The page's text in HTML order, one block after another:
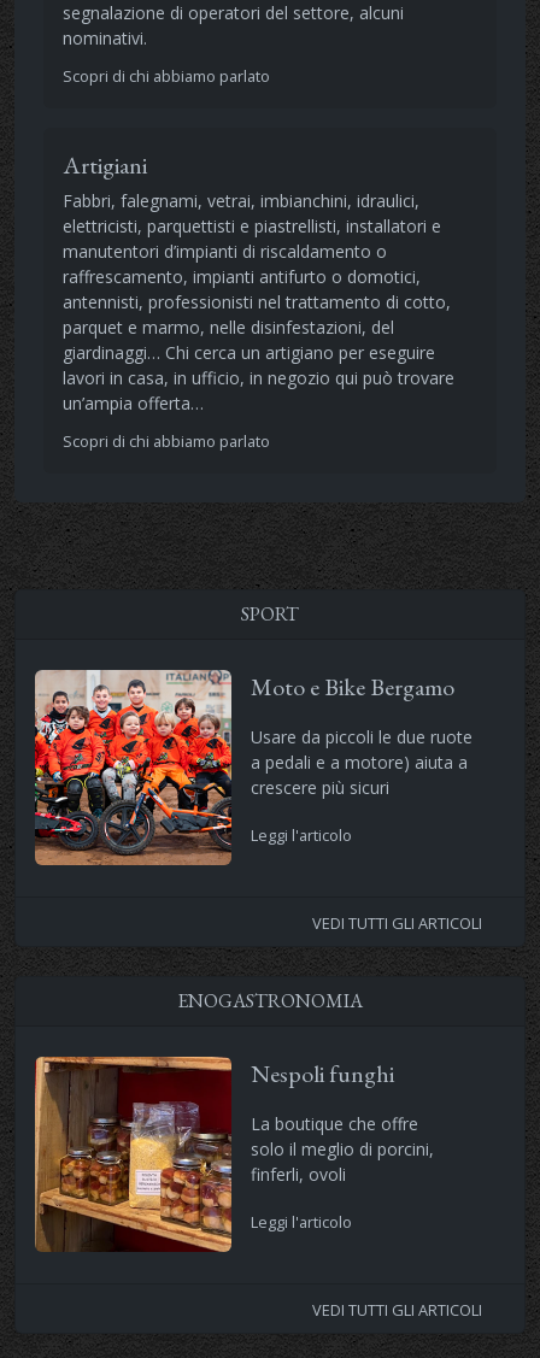
segnalazione di operatori del settore, alcuni
nominativi.
Scopri di chi abbiamo parlato
Artigiani
Fabbri, falegnami, vetrai, imbianchini, idraulici,
elettricisti, parquettisti e piastrellisti, installatori e
manutentori d’impianti di riscaldamento o
raffrescamento, impianti antifurto o domotici,
antennisti, professionisti nel trattamento di cotto,
parquet e marmo, nelle disinfestazioni, del
giardinaggi… Chi cerca un artigiano per eseguire
lavori in casa, in ufficio, in negozio qui può trovare
un’ampia offerta…
Scopri di chi abbiamo parlato
SPORT
Moto e Bike Bergamo
Usare da piccoli le due ruote
a pedali e a motore) aiuta a
crescere più sicuri
Leggi l'articolo
VEDI TUTTI GLI ARTICOLI
ENOGASTRONOMIA
Nespoli funghi
La boutique che offre
solo il meglio di porcini,
finferli, ovoli
Leggi l'articolo
VEDI TUTTI GLI ARTICOLI